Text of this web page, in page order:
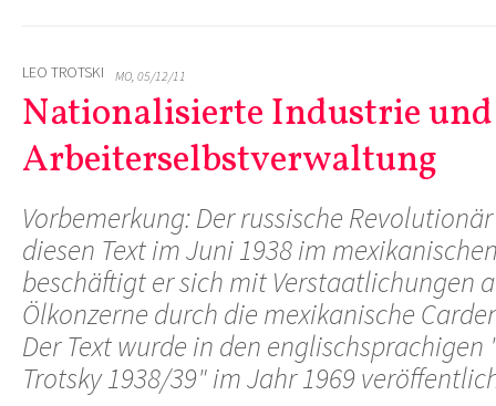
LEO TROTSKI MO, 05/12/11
Nationalisierte Industrie und
Arbeiterselbstverwaltung
Vorbemerkung: Der russische
diesen Text im Juni 1938 im
beschäftigt er sich mit Verstaatlichungen
Ölkonzerne durch die mexikanische
Der Text wurde in den englischsprachigen
Trotsky 1938/39" im Jahr 1969